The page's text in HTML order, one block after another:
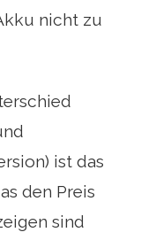
nicht zu
ist das
den Preis
sind